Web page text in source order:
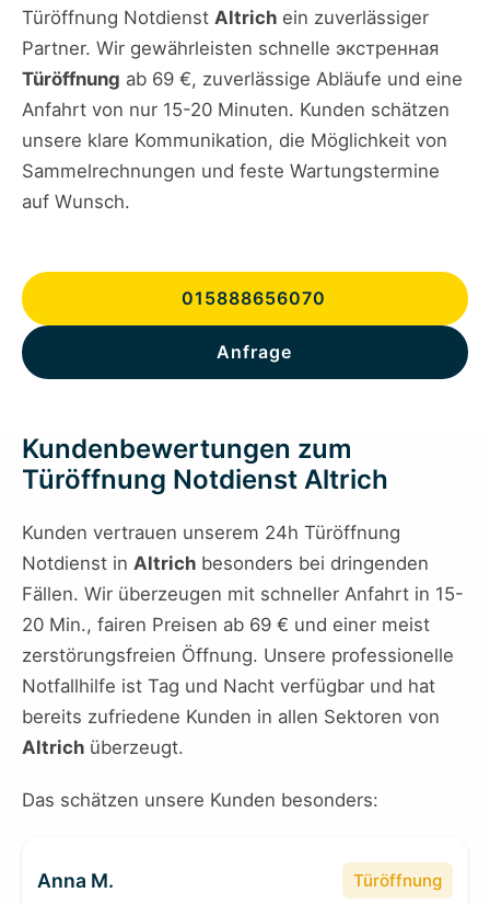
Türöffnung Notdienst Altrich ein zuverlässiger
Partner. Wir gewährleisten schnelle экстренная
Türöffnung ab 69 €, zuverlässige Abläufe und eine
Anfahrt von nur 15-20 Minuten. Kunden schätzen
unsere klare Kommunikation, die Möglichkeit von
Sammelrechnungen und feste Wartungstermine
auf Wunsch.
015888656070
Anfrage
Kundenbewertungen zum
Türöffnung Notdienst Altrich
Kunden vertrauen unserem 24h Türöffnung
Notdienst in Altrich besonders bei dringenden
Fällen. Wir überzeugen mit schneller Anfahrt in 15-
20 Min., fairen Preisen ab 69 € und einer meist
zerstörungsfreien Öffnung. Unsere professionelle
Notfallhilfe ist Tag und Nacht verfügbar und hat
bereits zufriedene Kunden in allen Sektoren von
Altrich überzeugt.
Das schätzen unsere Kunden besonders:
Anna M. Türöffnung